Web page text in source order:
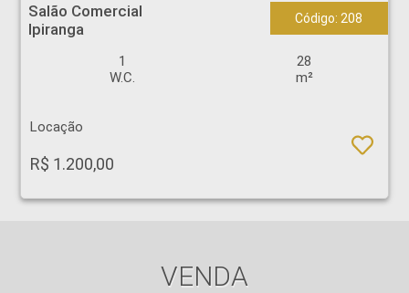
Salão Comercial
Ipiranga
Código: 208
1
W.C.
28
m²
Locação
R$ 1.200,00
VENDA